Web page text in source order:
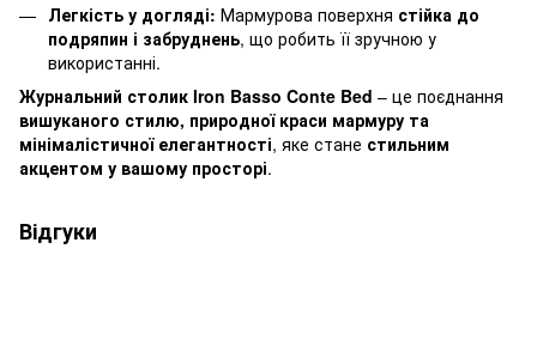
Легкість у догляді: Мармурова поверхня стійка до
подряпин і забруднень, що робить її зручною у
використанні.
Журнальний столик Iron Basso Conte Bed – це поєднання
вишуканого стилю, природної краси мармуру та
мінімалістичної елегантності, яке стане стильним
акцентом у вашому просторі.
Відгуки